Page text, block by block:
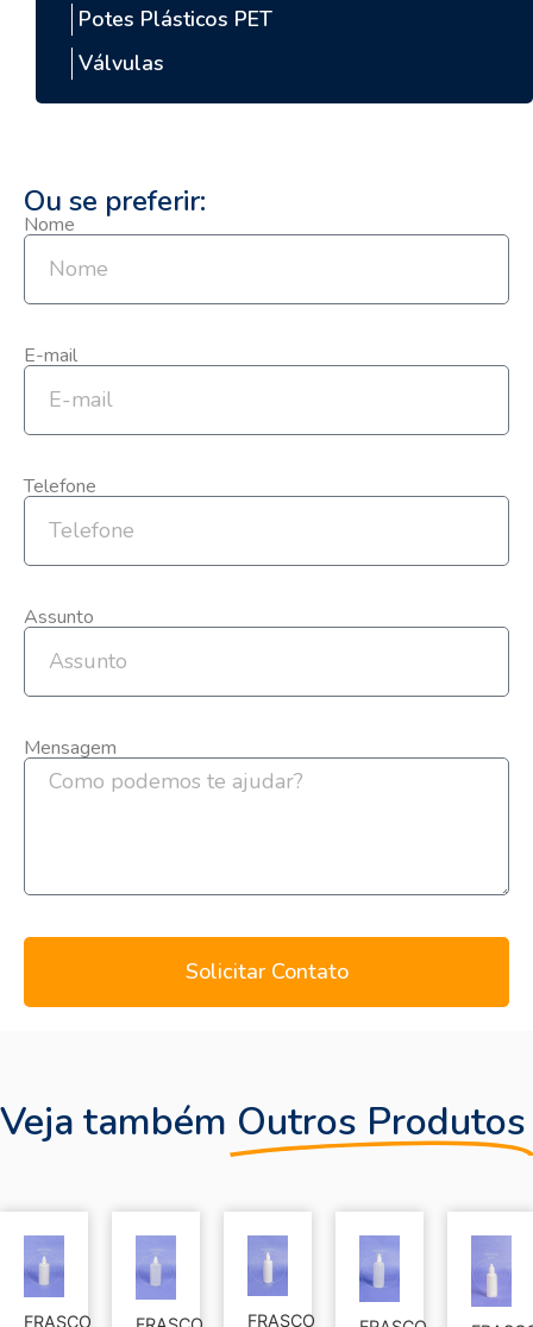
Potes Plásticos PET
Válvulas
Ou se preferir:
Nome
E-mail
Telefone
Assunto
Mensagem
Solicitar Contato
Veja também Outros Produtos
FRASCO FRASCO